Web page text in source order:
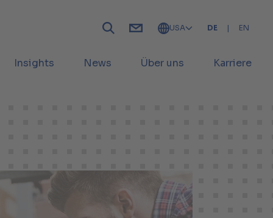
USA DE | EN
Insights News Über uns Karriere